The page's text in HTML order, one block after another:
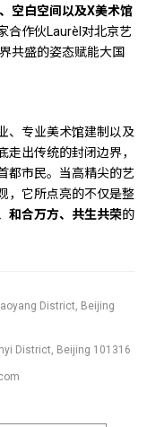
空白空间以及X美术馆
合作伙Laurèl对北京艺
共盛的姿态赋能大国
、专业美术馆建制以及
出传统的封闭边界，
都市民。当高精尖的艺
，它所点亮的不仅是整
和合万方、共生共荣的
District, Beijing
District, Beijing 101316